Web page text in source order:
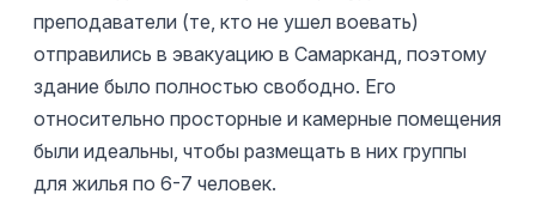
преподаватели (те, кто не ушел воевать)
отправились в эвакуацию в Самарканд, поэтому
здание было полностью свободно. Его
относительно просторные и камерные помещения
были идеальны, чтобы размещать в них группы
для жилья по 6-7 человек.